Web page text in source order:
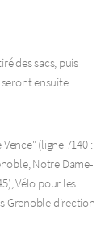
des sacs, puis
seront ensuite
(ligne 7140 :
Notre Dame-
Vélo pour les
Grenoble direction